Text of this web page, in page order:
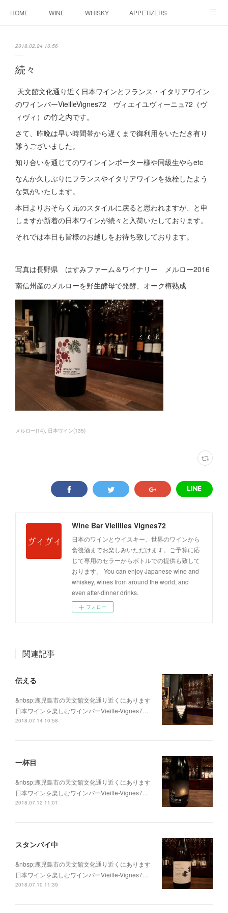
HOME WINE WHISKY APPETIZERS
2018.02.24 10:56
続々
天文館文化通り近く日本ワインとフランス・イタリアワイン
のワインバーVieilleVignes72 ヴィエイユヴィーニュ72（ヴ
ィヴィ）の竹之内です。
さて、昨晩は早い時間帯から遅くまで御利用をいただき有り
難うございました。
知り合いを通じてのワインインポーター様や同級生やらetc
なんか久しぶりにフランスやイタリアワインを抜栓したよう
な気がいたします。
本日よりおそらく元のスタイルに戻ると思われますが、と申
しますか新着の日本ワインが続々と入荷いたしております。
それでは本日も皆様のお越しをお待ち致しております。
写真は長野県 はすみファーム＆ワイナリー メルロー2016
南信州産のメルローを野生酵母で発酵、オーク樽熟成
メルロー(14) 日本ワイン(135)
Wine Bar Vieillies Vignes72
日本のワインとウイスキー、世界のワインから
食後酒までお楽しみいただけます。ご予算に応
じて専用のセラーからボトルでの提供も致して
おります。 You can enjoy Japanese wine and
whiskey, wines from around the world, and
even after-dinner drinks.
フォロー
関連記事
伝える
&nbsp;鹿児島市の天文館文化通り近くにあります
日本ワインを楽しむワインバーVieille-Vignes7…
2018.07.14 10:58
一杯目
&nbsp;鹿児島市の天文館文化通り近くにあります
日本ワインを楽しむワインバーVieille-Vignes7…
2018.07.12 11:01
スタンバイ中
&nbsp;鹿児島市の天文館文化通り近くにあります
日本ワインを楽しむワインバーVieille-Vignes7…
2018.07.10 11:39